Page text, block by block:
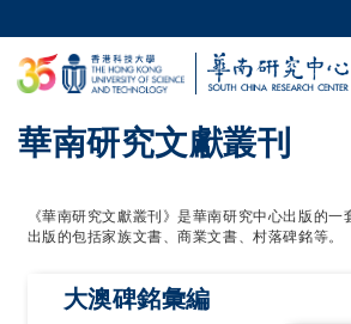
科大新聞
生活@科大
教授簡錄
華南研究文獻叢刊
《華南研究文獻叢刊》是華南研究中心出版的
出版的包括家族文書、商業文書、村落碑銘等。
大澳碑銘彙編